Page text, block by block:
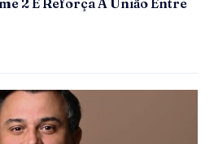
2 E Reforça A União Entre